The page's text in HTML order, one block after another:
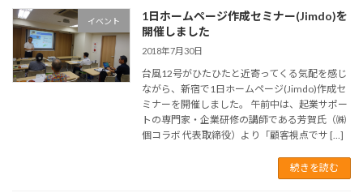
イベント
1日ホームページ作成セミナー(Jimdo)を
開催しました
2018年7月30日
台風12号がひたひたと近寄ってくる気配を感じ
ながら、新宿で1日ホームページ(Jimdo)作成セ
ミナーを開催しました。 午前中は、起業サポー
トの専門家・企業研修の講師である芳賀氏（㈱
個コラボ 代表取締役）より「顧客視点でサ […]
続きを読む